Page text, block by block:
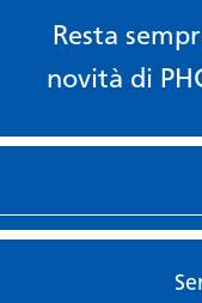
Resta
novità di